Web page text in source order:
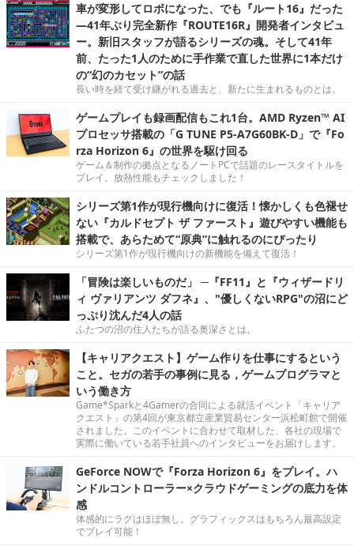
車が変形してロボになった、でも『ルート16』だった
―41年ぶり完全新作『ROUTE16R』開発者インタビュ
ー。新旧スタッフが語るシリーズの魂。そして41年
前、たった1人のために手作業で直した世界に1本だけ
の“幻のカセット”の話
長い時を経て受け継がれる過去と、新たに生まれるものとは。
ゲームプレイも録画配信もこれ1台。AMD Ryzen™ AI
プロセッサ搭載の「G TUNE P5-A7G60BK-D」で『Fo
rza Horizon 6』の世界を駆け回る
ゲーム＆制作の拠点となるノートPCで話題のレースタイトルを
プレイ。放熱性能もチェックしました！
シリーズ第1作が現行機向けに復活！懐かしくも色褪せ
ない『カルドセプト ザ ファースト』遊びやすい機能も
搭載で、あらためて“原典”に触れるのにぴったり
シリーズ第1作が現行機向けの新機能を備えて復活！
「冒険は楽しいものだ」 ─『FF11』と『ウィザードリ
ィ ヴァリアンツ ダフネ』、"優しくないRPG"の沼にど
っぷり沈んだ4人の話
ふたつの沼の住人たちが語る奥深さとは。
【キャリアクエスト】ゲーム作りを仕事にするという
こと。セガの若手の事例に見る，ゲームプログラマと
いう働き方
Game*Sparkと4Gamerの合同による就活イベント「キャリア
クエスト」の第4回が東京都立産業貿易センター浜松町館で開催
されました。このイベントに合わせて取材した、各社の現場で
実際に働いている若手社員へのインタビューをお届けします。
GeForce NOWで『Forza Horizon 6』をプレイ。ハ
ンドルコントローラー×クラウドゲーミングの底力を体
感
体感的にラグはほぼ無し。グラフィックスはもちろん最高設定
でプレイ可能！